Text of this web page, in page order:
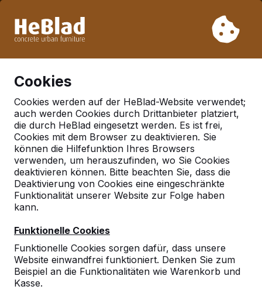
Woche 33 nicht. Bitte berücksichtigen Sie daher längere
Cookies
Cookies werden auf der HeBlad-Website verwendet;
auch werden Cookies durch Drittanbieter platziert,
die durch HeBlad eingesetzt werden. Es ist frei,
Cookies mit dem Browser zu deaktivieren. Sie
können die Hilfefunktion Ihres Browsers
verwenden, um herauszufinden, wo Sie Cookies
deaktivieren können. Bitte beachten Sie, dass die
Deaktivierung von Cookies eine eingeschränkte
Funktionalität unserer Website zur Folge haben
kann.
Funktionelle Cookies
Funktionelle Cookies sorgen dafür, dass unsere
Website einwandfrei funktioniert. Denken Sie zum
Beispiel an die Funktionalitäten wie Warenkorb und
Kasse.
Zubehör